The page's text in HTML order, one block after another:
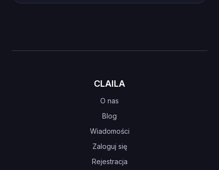
CLAILA
O nas
Blog
Wiadomości
Zaloguj się
Rejestracja